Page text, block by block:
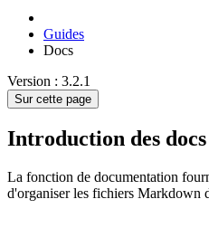
Guides
Docs
Version : 3.2.1
Sur cette page
Introduction des docs
La fonction de documentation
d'organiser les fichiers Markdown